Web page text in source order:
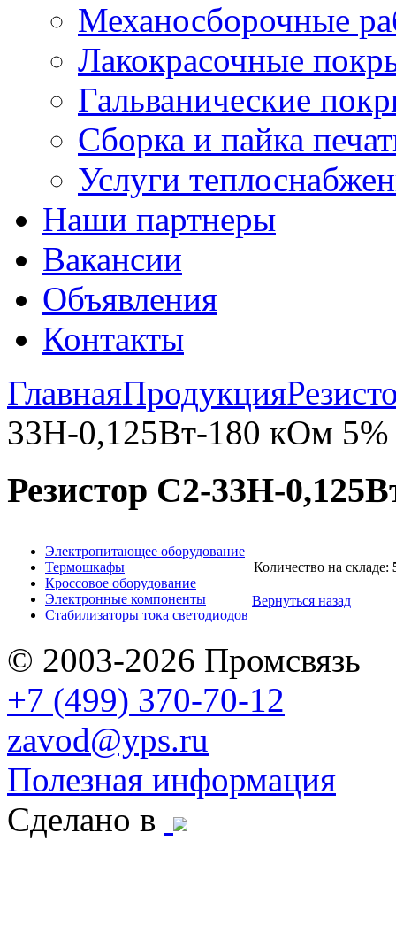
Механосборочные
Лакокрасочные
Гальванические
Сборка и пайка
Услуги
Наши партнеры
Вакансии
Объявления
Контакты
ГлавнаяПродукция
33Н-0,125Вт-180 кОм 5%
Резистор С2-33Н-
Электропитающее оборудование
Термошкафы
Кроссовое оборудование
Электронные компоненты
Стабилизаторы тока светодиодов
Количество на складе:
Вернуться назад
© 2003-2026 Промсвязь
+7 (499) 370-70-12
zavod@yps.ru
Полезная информация
Сделано в